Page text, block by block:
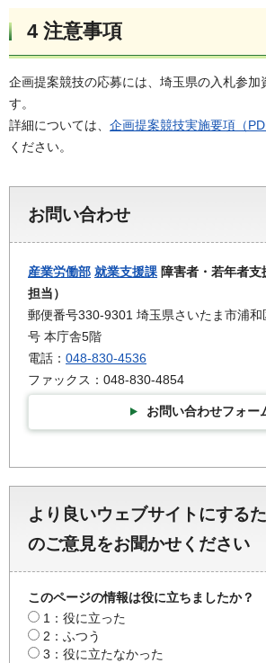
4 注意事項
企画提案競技の応募には、埼玉県の入札参加
す。
詳細については、 企画提案競技実施要項（
ください。
お問い合わせ
産業労働部 就業支援課 障害者・若年者
担当）
郵便番号330-9301 埼玉県さいたま市浦和
号 本庁舎5階
電話： 048-830-4536
ファックス：048-830-4854
お問い合わせフォー
より良いウェブサイトにする
のご意見をお聞かせください
このページの情報は役に立ちましたか？
1：役に立った
2：ふつう
3：役に立たなかった